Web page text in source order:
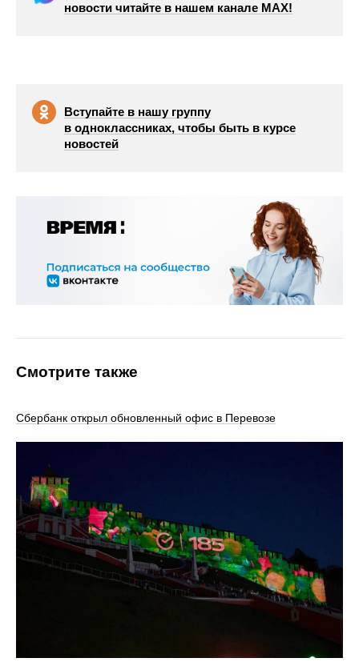
новости читайте в нашем канале МАХ!
Вступайте в нашу группу
в одноклассниках, чтобы быть в курсе
новостей
Смотрите также
Сбербанк открыл обновленный офис в Перевозе